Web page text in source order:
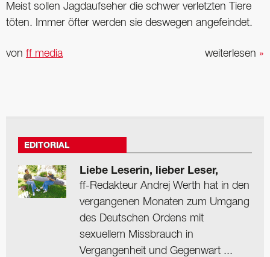
Meist sollen Jagdaufseher die schwer verletzten Tiere
töten. Immer öfter werden sie deswegen angefeindet.
weiterlesen »
von ff media
EDITORIAL
Liebe Leserin, lieber Leser,
ff-Redakteur Andrej Werth hat in den
vergangenen Monaten zum Umgang
des Deutschen Ordens mit
sexuellem Missbrauch in
Vergangenheit und Gegenwart ...